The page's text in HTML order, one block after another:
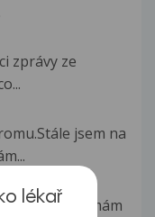
zprávy ze
jsem na
víc než rok mám
lékař